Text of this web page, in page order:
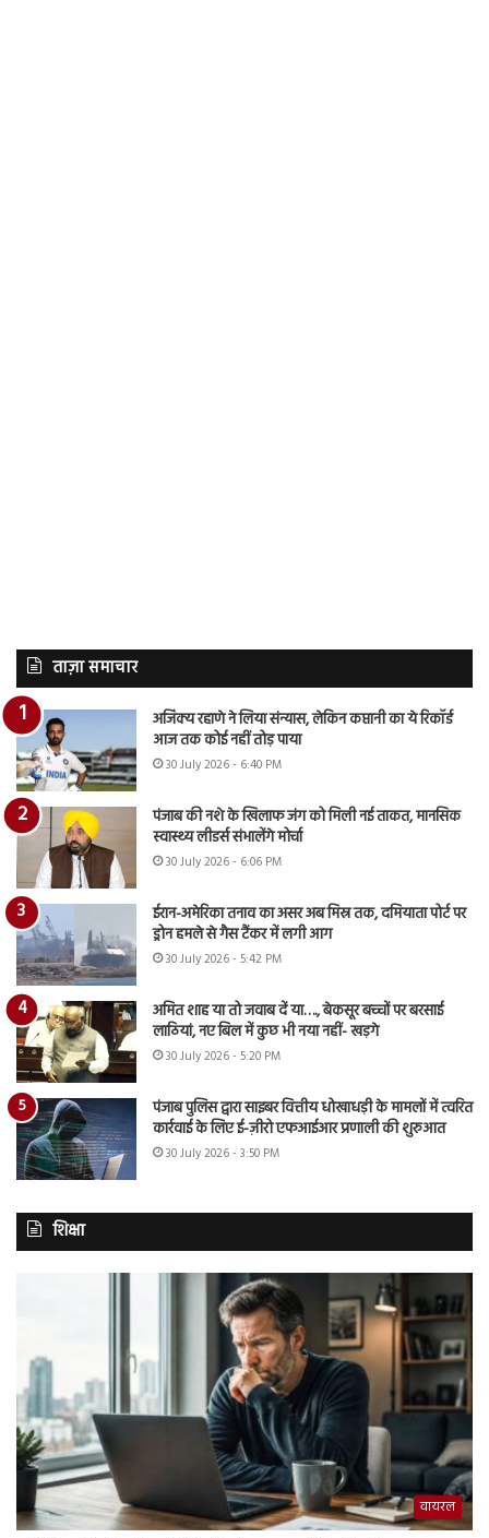
ताज़ा समाचार
अजिंक्य रहाणे ने लिया संन्यास, लेकिन कप्तानी का ये रिकॉर्ड
आज तक कोई नहीं तोड़ पाया
30 July 2026 - 6:40 PM
पंजाब की नशे के खिलाफ जंग को मिली नई ताकत, मानसिक
स्वास्थ्य लीडर्स संभालेंगे मोर्चा
30 July 2026 - 6:06 PM
ईरान-अमेरिका तनाव का असर अब मिस्र तक, दमियाता पोर्ट पर
ड्रोन हमले से गैस टैंकर में लगी आग
30 July 2026 - 5:42 PM
अमित शाह या तो जवाब दें या…., बेकसूर बच्चों पर बरसाई
लाठियां, नए बिल में कुछ भी नया नहीं- खड़गे
30 July 2026 - 5:20 PM
पंजाब पुलिस द्वारा साइबर वित्तीय धोखाधड़ी के मामलों में त्वरित
कार्रवाई के लिए ई-ज़ीरो एफआईआर प्रणाली की शुरुआत
30 July 2026 - 3:50 PM
शिक्षा
वायरल